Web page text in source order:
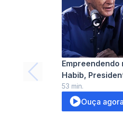
trás das
Habib,
53 min.
Ouça agora